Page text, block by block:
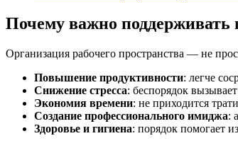
Почему важно
Организация рабочего пространства — не
Повышение продуктивности: легче
Снижение стресса: беспорядок
Экономия времени: не приходится
Создание профессионального имиджа:
Здоровье и гигиена: порядок помогает